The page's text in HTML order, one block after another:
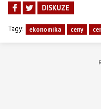
DISKUZE
Tagy: ekonomika ceny